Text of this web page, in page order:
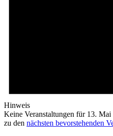
Hinweis
Keine Veranstaltungen für 13.
zu den nächsten bevorstehenden